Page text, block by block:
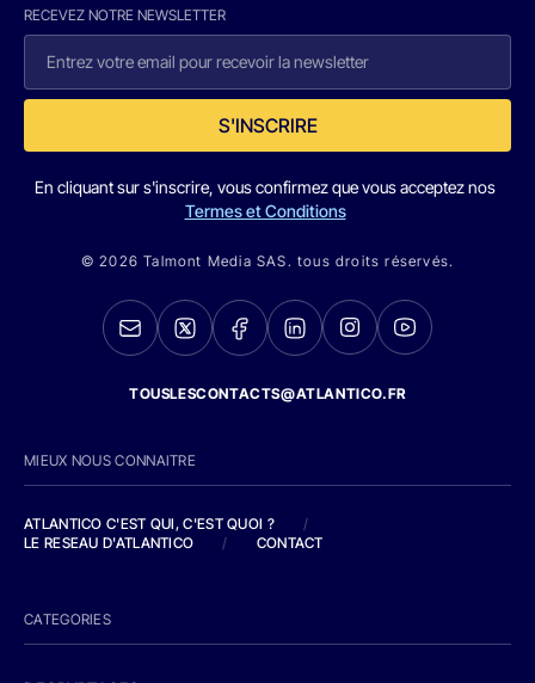
RECEVEZ NOTRE NEWSLETTER
S'INSCRIRE
En cliquant sur s'inscrire, vous confirmez que vous acceptez nos
Termes et Conditions
© 2026 Talmont Media SAS. tous droits réservés.
TOUSLESCONTACTS@ATLANTICO.FR
MIEUX NOUS CONNAITRE
ATLANTICO C'EST QUI, C'EST QUOI ?
/
LE RESEAU D'ATLANTICO
/ CONTACT
CATEGORIES